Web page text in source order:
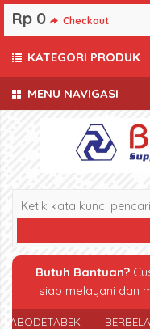
MENU NAVIGASI
Butuh Bantuan?
siap melayani dan
Rp 0 Checkout
KATEGORI PRODUK